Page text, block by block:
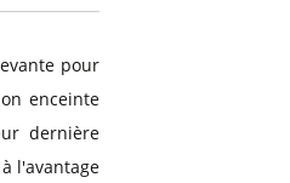
pour
enceinte
dernière
l'avantage